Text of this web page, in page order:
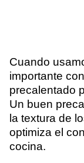
Cuando
importante
precalentado
Un buen
la textura de
optimiza el
cocina.